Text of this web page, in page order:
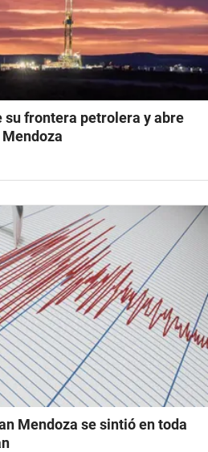
su frontera petrolera y abre
Mendoza se sintió en toda